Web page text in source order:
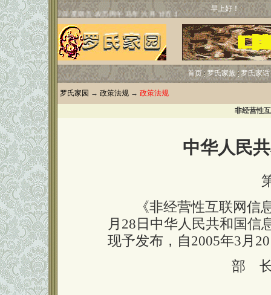
早上好！
首页 罗氏家族 罗氏家话
罗氏家园 → 政策法规 → 政策法规
非经营性
中华人民
《非经营性互联网信息
月28日中华人民共和国信
现予发布，自2005年3月
部